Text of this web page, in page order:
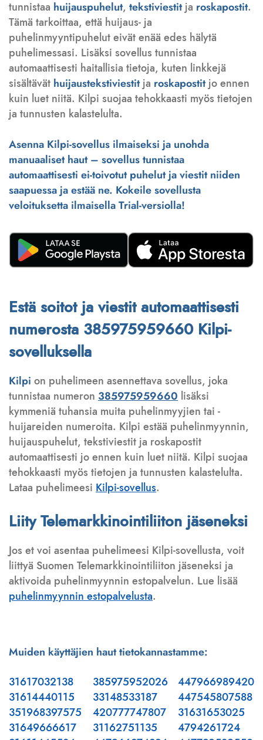
tunnistaa huijauspuhelut, tekstiviestitja roskapostit.
Tämä tarkoittaa, että huijaus- ja
puhelinmyyntipuhelut eivät enää edes hälytä
puhelimessasi. Lisäksi sovellus tunnistaa
automaattisesti haitallisia tietoja, kuten linkkejä
sisältävät huijaustekstiviestitja roskapostitjo ennen
kuin luet niitä. Kilpi suojaa tehokkaasti myös tietojen
ja tunnusten kalastelulta.
Asenna Kilpi-sovellus ilmaiseksi ja unohda
manuaaliset haut – sovellus tunnistaa
automaattisesti ei-toivotut puhelut ja viestit niiden
saapuessa ja estää ne. Kokeile sovellusta
veloituksetta ilmaisella Trial-versiolla!
Estä soitot ja viestit automaattisesti
numerosta 385975959660 Kilpi-
sovelluksella
Kilpi on puhelimeen asennettava sovellus, joka
tunnistaa numeron 385975959660 lisäksi
kymmeniä tuhansia muita puhelinmyyjien tai -
huijareiden numeroita. Kilpi estää puhelinmyynnin,
huijauspuhelut, tekstiviestit ja roskapostit
automaattisesti jo ennen kuin luet niitä. Kilpi suojaa
tehokkaasti myös tietojen ja tunnusten kalastelulta.
Lataa puhelimeesi Kilpi-sovellus.
Liity Telemarkkinointiliiton jäseneksi
Jos et voi asentaa puhelimeesi Kilpi-sovellusta, voit
liittyä Suomen Telemarkkinointiliiton jäseneksi ja
aktivoida puhelinmyynnin estopalvelun. Lue lisää
puhelinmyynnin estopalvelusta.
Muiden käyttäjien haut tietokannastamme:
31617032138
31614440115
351968397575
31649666617
385975952026
33148533187
420777747807
31162751135
447966989420
447545807588
31631653025
4794261724